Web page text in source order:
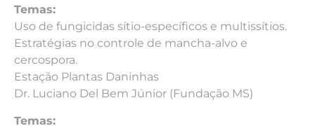
Temas:
Uso de fungicidas sítio-específicos e multissítios.
Estratégias no controle de mancha-alvo e
cercospora.
Estação Plantas Daninhas
Dr. Luciano Del Bem Júnior (Fundação MS)
Temas: